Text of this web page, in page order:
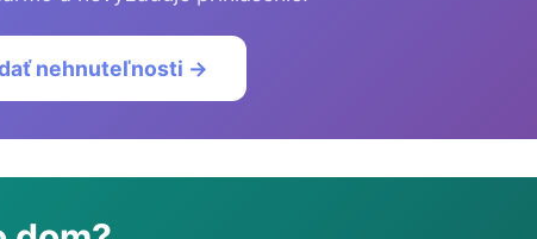
nehnuteľnosti →